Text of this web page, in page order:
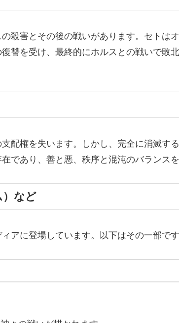
殺害とその後の戦いがあります。セトは
讐を受け、最終的にホルスとの戦いで敗
配権を失います。しかし、完全に消滅す
であり、善と悪、秩序と混沌のバランス
）など
アに登場しています。以下はその一部です